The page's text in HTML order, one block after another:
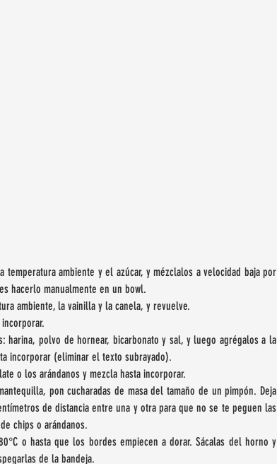
temperatura ambiente y el azúcar, y mézclalos a velocidad baja por
hacerlo manualmente en un bowl.
ambiente, la vainilla y la canela, y revuelve.
harina, polvo de hornear, bicarbonato y sal, y luego agrégalos a la
incorporar (eliminar el texto subrayado).
o los arándanos y mezcla hasta incorporar.
pon cucharadas de masa del tamaño de un pimpón. Deja
de distancia entre una y otra para que no se te peguen las
chips o arándanos.
o hasta que los bordes empiecen a dorar. Sácalas del horno y
de la bandeja.